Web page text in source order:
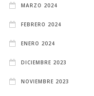
MARZO 2024
FEBRERO 2024
ENERO 2024
DICIEMBRE 2023
NOVIEMBRE 2023